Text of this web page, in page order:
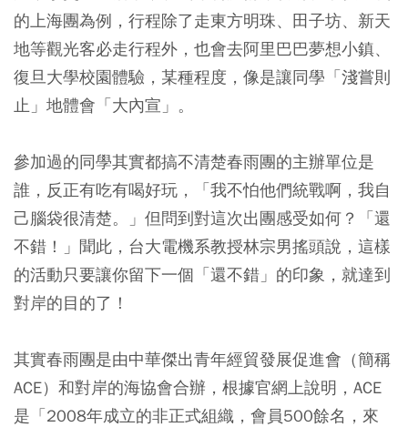
的上海團為例，行程除了走東方明珠、田子坊、新天
地等觀光客必走行程外，也會去阿里巴巴夢想小鎮、
復旦大學校園體驗，某種程度，像是讓同學「淺嘗則
止」地體會「大內宣」。
參加過的同學其實都搞不清楚春雨團的主辦單位是
誰，反正有吃有喝好玩，「我不怕他們統戰啊，我自
己腦袋很清楚。」但問到對這次出團感受如何？「還
不錯！」聞此，台大電機系教授林宗男搖頭說，這樣
的活動只要讓你留下一個「還不錯」的印象，就達到
對岸的目的了！
其實春雨團是由中華傑出青年經貿發展促進會（簡稱
ACE）和對岸的海協會合辦，根據官網上說明，ACE
是「2008年成立的非正式組織，會員500餘名，來